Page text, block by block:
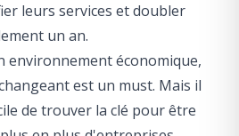
leurs services etdoubler
un an.
environnement économique,
est un must. Mais il
de trouver la clé pour être